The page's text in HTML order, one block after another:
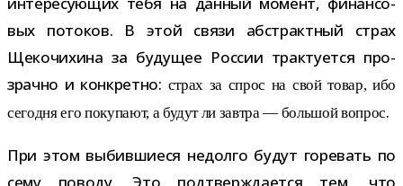
вых пото­ков. В этой связи абстракт­ный страх
Щекочихина за буду­щее России трак­ту­ется про­
зрачно и кон­кретно: страх за спрос на свой товар, ибо
сего­дня его поку­пают, а будут ли зав­тра — боль­шой вопрос.
При этом выбив­ши­еся недолго будут горе­вать по
сему поводу. Это под­твер­жда­ется тем, что